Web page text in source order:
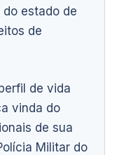
estado de
de
de vida
vinda do
de sua
Militar do